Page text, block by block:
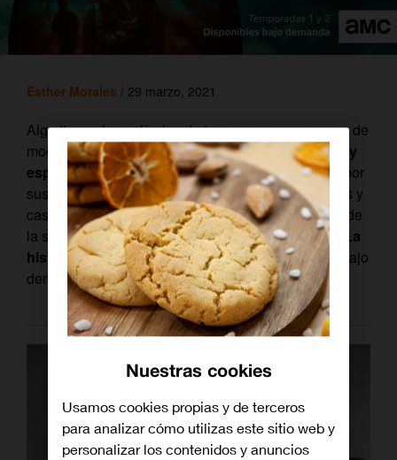
Esther Morales / 29 marzo, 2021
Algo tienen las películas de terror que nunca pasan de
moda. Generaciones y generaciones de
cineastas y
espectadoresse han sentido fascinados siempre por
sus relatos de fantasmas, asesinos en serie, zombis y
casas de terror.Si no, que se lo digan al conductor de
la serie documental‘AMC Visionaries: Eli Roth – La
historia del terror’, disponible desde el 5 de abril bajo
demanda enOrange TV.
Nuestras cookies
Usamos cookies propias y de terceros
para analizar cómo utilizas este sitio web y
personalizar los contenidos y anuncios